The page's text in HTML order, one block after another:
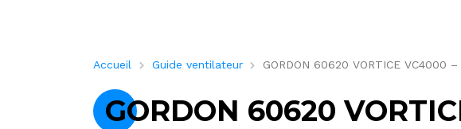
Accueil Guide ventilateur GORDON 60620 VORTICE VC4000
GORDON 60620